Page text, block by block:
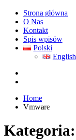
Strona główna
O Nas
Kontakt
Spis wpisów
Polski
English
Home
Vmware
Kategoria: